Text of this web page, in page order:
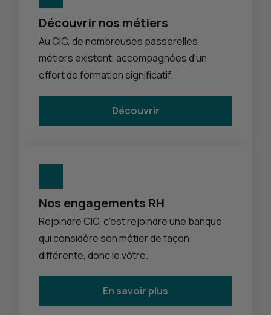
Découvrir nos métiers
Au CIC, de nombreuses passerelles
métiers existent, accompagnées d’un
effort de formation significatif.
Découvrir
Nos engagements RH
Rejoindre CIC, c’est rejoindre une banque
qui considère son métier de façon
différente, donc le vôtre.
En savoir plus